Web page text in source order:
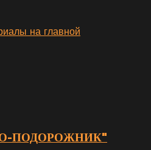
на главной
ПОДОРОЖНИК"